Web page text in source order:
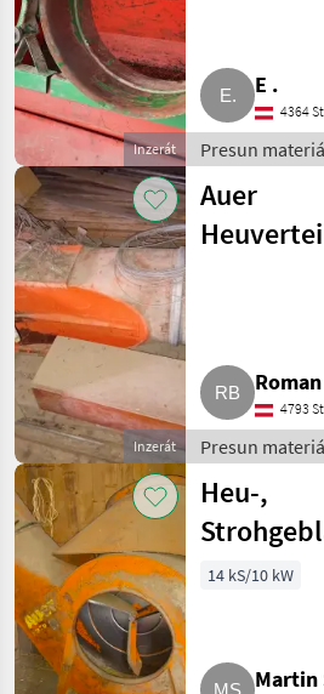
Inzerát
E .
4364
Presun
Ventilátor
Inzerát
Auer
4793
Presun
Ventilátor
Heu-,
Auer mit
14 kS/10 kW
Martin